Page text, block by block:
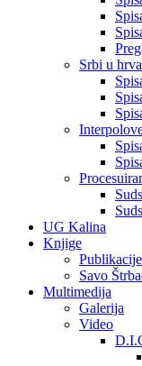
Srbi u
UG Kalina
Knjige
Publikacije
Savo
Multimedija
Galerija
Video